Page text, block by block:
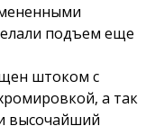
подъем еще
штоком с
а так
высочайший